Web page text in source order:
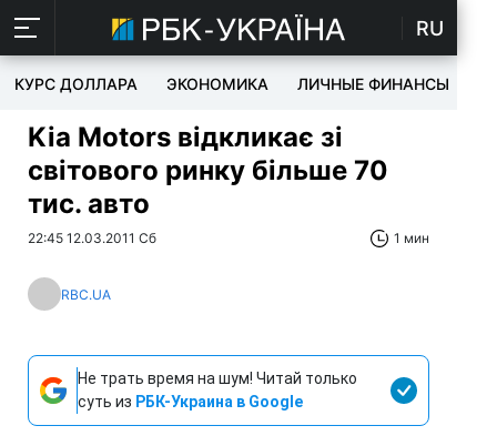
RU
КУРС ДОЛЛАРА ЭКОНОМИКА ЛИЧНЫЕ ФИНАНСЫ
Kia Motors відкликає зі
світового ринку більше 70
тис. авто
22:45 12.03.2011 Сб 1 мин
RBC.UA
Не трать время на шум! Читай только
суть из РБК-Украина в Google